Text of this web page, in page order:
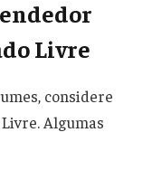
Livre
considere
Algumas